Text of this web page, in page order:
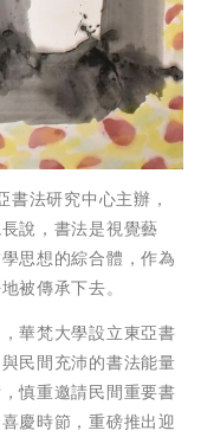
書法研究中心主辦，
說，書法是視覺藝
思想的綜合體，作為
被傳承下去。
華梵大學設立東亞書
民間充沛的書法能量
慎重邀請民間重要書
慶時節，重磅推出迎